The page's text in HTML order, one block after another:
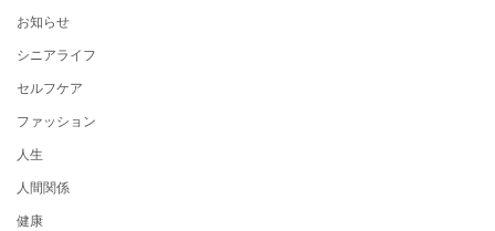
お知らせ
シニアライフ
セルフケア
ファッション
人生
人間関係
健康